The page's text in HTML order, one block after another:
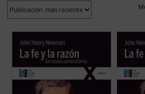
«¿Por qué motivo, en el juicio cotidiano de
los hombres, la fe es contraria a la razón, o
irracional?» Esta pregunta, formulada por
el propio Newman en el prólogo de una de
Universitarios
«¿Por qué
los hombres,
irracional?»
el propio
Universitarios